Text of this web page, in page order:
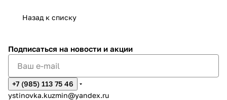
Назад к списку
Подписаться на новости и акции
+7 (985) 113 75 46
ystinovka.kuzmin@yandex.ru